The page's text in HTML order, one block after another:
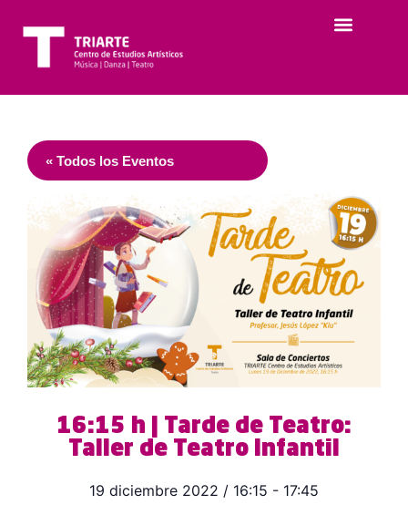
« Todos los Eventos
16:15 h | Tarde de Teatro:
Taller de Teatro Infantil
19 diciembre 2022 / 16:15 - 17:45